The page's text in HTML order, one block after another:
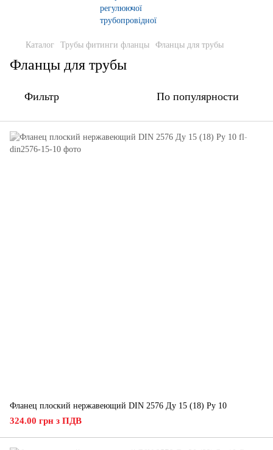
Каталог Трубы фитинги фланцы Фланцы для трубы
Фланцы для трубы
Фильтр По популярности
Фланец плоский нержавеющий DIN 2576 Ду 15 (18) Ру 10
324.00 грн з ПДВ